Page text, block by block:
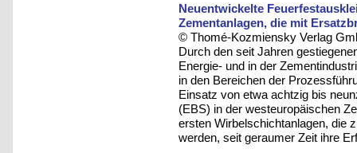
Neuentwickelte
Zementanlagen, die mit
© Thomé-Kozmiensky Verlag
Durch den seit Jahren
Energie- und in der
in den Bereichen der
Einsatz von etwa achtzig bis
(EBS) in der westeuropäischen
ersten Wirbelschichtanlagen, die
werden, seit geraumer Zeit ihre